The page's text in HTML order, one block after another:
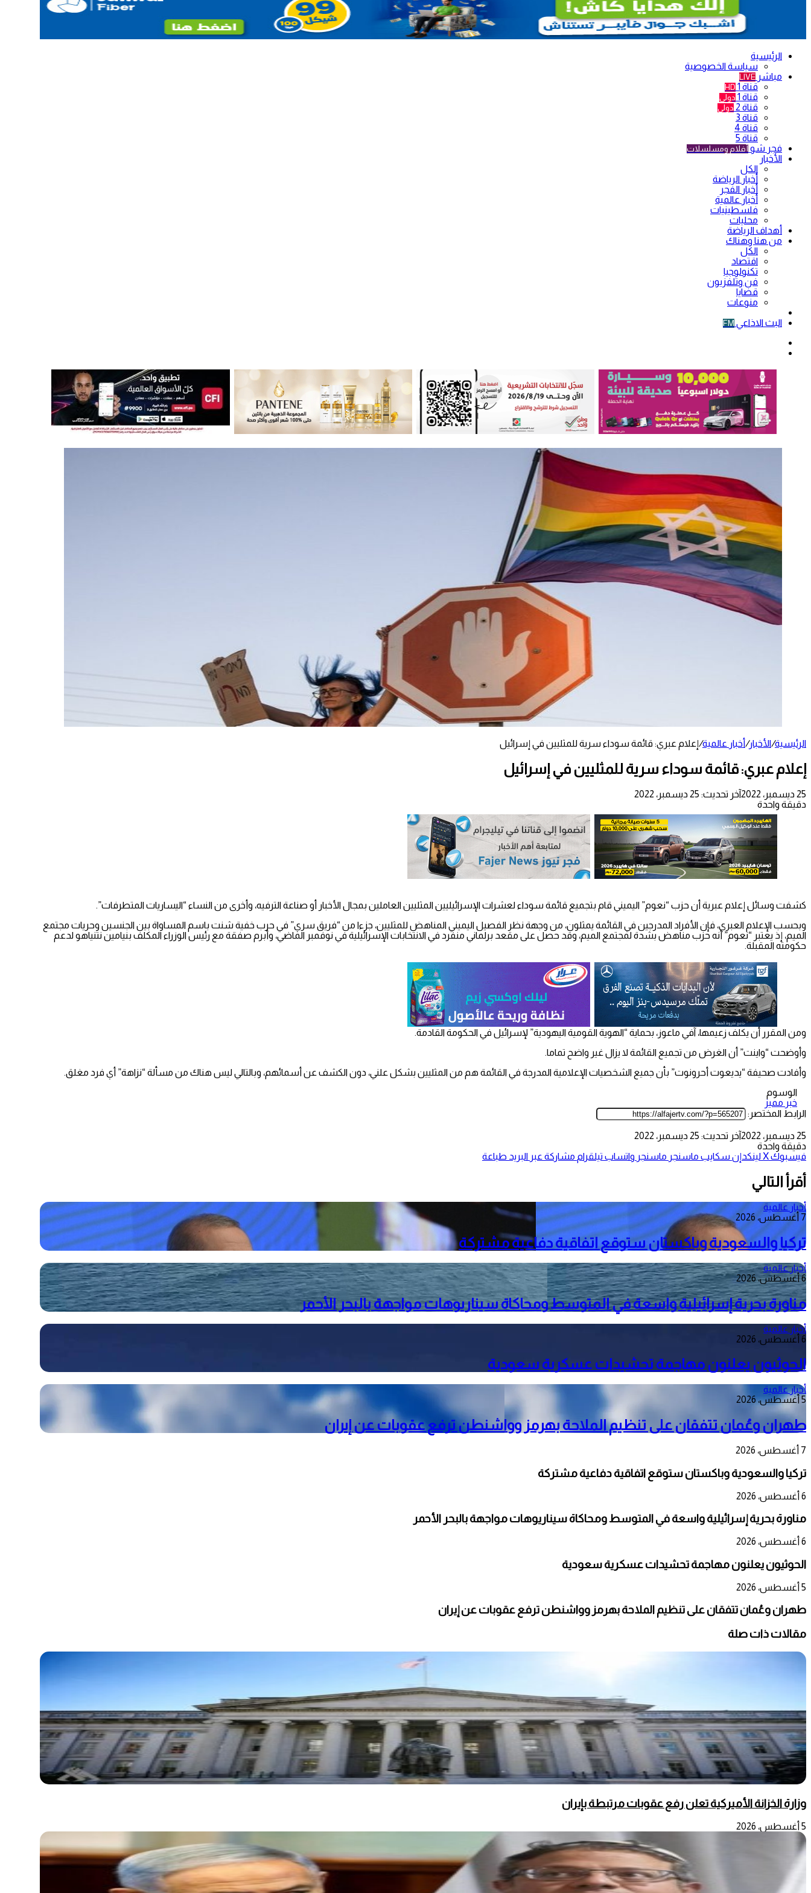
الرئيسية
سياسة الخصوصية
مباشر LIVE
قناة 1 HD
قناة 1 دولي
قناة 2 دولي
قناة 3
قناة 4
قناة 5
فجر شو أفلام ومسلسلات
الأخبار
الكل
أخبار الرياضة
أخبار الفجر
أخبار عالمية
فلسطينيات
محليات
أهداف الرياضة
من هنا وهناك
الكل
اقتصاد
تكنولوجيا
فن وتلفزيون
قضايا
منوعات
البث الاذاعي FM
الرئيسية/الأخبار/أخبار عالمية/إعلام عبري: قائمة سوداء سرية للمثليين في إسرائيل
إعلام عبري: قائمة سوداء سرية للمثليين في إسرائيل
25 ديسمبر، 2022
آخر تحديث: 25 ديسمبر، 2022
دقيقة واحدة
كشفت وسائل إعلام عبرية أن حزب “نعوم” اليميني قام بتجميع قائمة سوداء لعشرات الإسرائيليين المثليين العاملين بمجال الأخبار أو صناعة الترفيه، وأخرى من النساء “اليساريات المتطرفات”.
وبحسب الإعلام العبري، فإن الأفراد المدرجين في القائمة يمثلون، من وجهة نظر الفصيل اليميني المناهض للمثليين، جزءا من “فريق سري” في حرب خفية شنت باسم المساواة بين الجنسين وحريات مجتمع
الميم، إذ يعتبر “نعوم” أنه حزب مناهض بشدة لمجتمع الميم، وقد حصل على مقعد برلماني منفرد في الانتخابات الإسرائيلية في نوفمبر الماضي، وأبرم صفقة مع رئيس الوزراء المكلف بنيامين نتنياهو لدعم
حكومته المقبلة.
ومن المقرر أن يكلف زعيمها، آفي ماعوز، بحماية “الهوية القومية اليهودية” لإسرائيل في الحكومة القادمة.
وأوضحت “واينت” أن الغرض من تجميع القائمة لا يزال غير واضح تماما.
وأفادت صحيفة “يديعوت أحرونوت” بأن جميع الشخصيات الإعلامية المدرجة في القائمة هم من المثليين بشكل علني، دون الكشف عن أسمائهم، وبالتالي ليس هناك من مسألة “نزاهة” أي فرد مغلق.
الوسوم
خبر مميز
الرابط المختصر:
25 ديسمبر، 2022
آخر تحديث: 25 ديسمبر، 2022
دقيقة واحدة
فيسبوك‫Xلينكدإن سكايب ماسنجر ماسنجر واتساب تيلقرام مشاركة عبر البريد طباعة
أقرأ التالي
أخبار عالمية
7 أغسطس، 2026
تركيا والسعودية وباكستان ستوقع اتفاقية دفاعية مشتركة
أخبار عالمية
6 أغسطس، 2026
مناورة بحرية إسرائيلية واسعة في المتوسط ومحاكاة سيناريوهات مواجهة بالبحر الأحمر
أخبار عالمية
6 أغسطس، 2026
الحوثيون يعلنون مهاجمة تحشيدات عسكرية سعودية
أخبار عالمية
5 أغسطس، 2026
طهران وعُمان تتفقان على تنظيم الملاحة بهرمز وواشنطن ترفع عقوبات عن إيران
7 أغسطس، 2026
تركيا والسعودية وباكستان ستوقع اتفاقية دفاعية مشتركة
6 أغسطس، 2026
مناورة بحرية إسرائيلية واسعة في المتوسط ومحاكاة سيناريوهات مواجهة بالبحر الأحمر
6 أغسطس، 2026
الحوثيون يعلنون مهاجمة تحشيدات عسكرية سعودية
5 أغسطس، 2026
طهران وعُمان تتفقان على تنظيم الملاحة بهرمز وواشنطن ترفع عقوبات عن إيران
مقالات ذات صلة
وزارة الخزانة الأميركية تعلن رفع عقوبات مرتبطة بإيران
5 أغسطس، 2026